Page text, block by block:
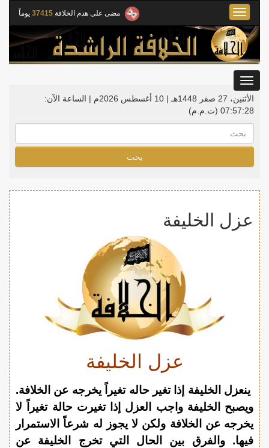
مضى على هدم الخلافة 37415 يوماً
Toggle
navigation
الأثنين، 27 صفر 1448هـ | 10 أغسطس 2026م |
الساعة الآن:
07:57:29 (ت.م.م)
بحث
عزل الخليفة
عزل الخليفة
ينعزل الخليفة إذا تغير حاله تغيراً يخرجه عن الخلافة.
ويصبح الخليفة واجب العزل إذا تغيرت حالة تغيراً لا
يخرجه عن الخلافة ولكن لا يجوز له شرعاً الاستمرار
فيها. والفرق بين الحال التي تخرج الخليفة عن